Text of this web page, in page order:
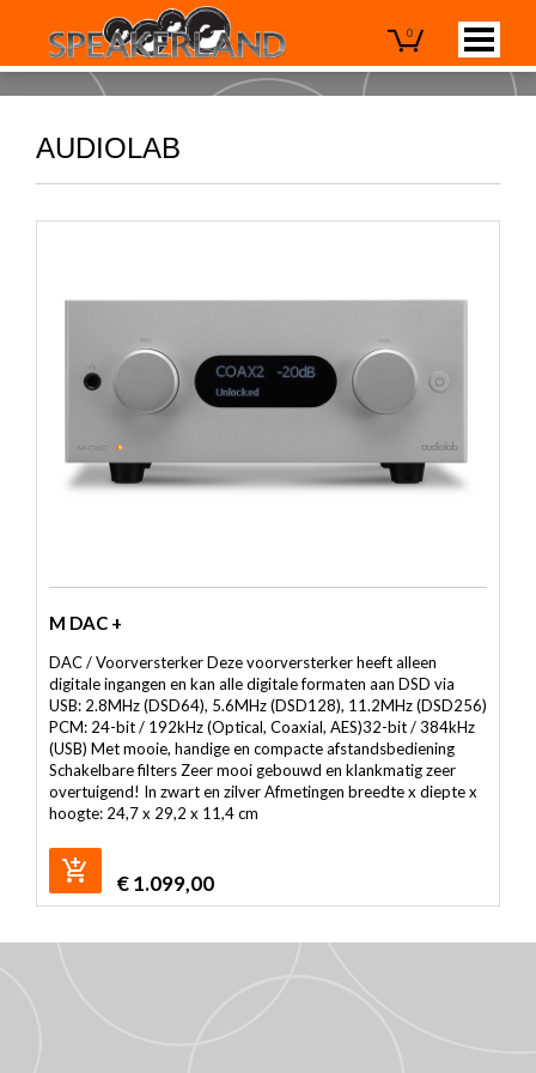
0
AUDIOLAB
M DAC +
DAC / Voorversterker Deze voorversterker heeft alleen
digitale ingangen en kan alle digitale formaten aan DSD via
USB: 2.8MHz (DSD64), 5.6MHz (DSD128), 11.2MHz (DSD256)
PCM: 24-bit / 192kHz (Optical, Coaxial, AES)32-bit / 384kHz
(USB) Met mooie, handige en compacte afstandsbediening
Schakelbare filters Zeer mooi gebouwd en klankmatig zeer
overtuigend! In zwart en zilver Afmetingen breedte x diepte x
hoogte: 24,7 x 29,2 x 11,4 cm
€1.099,00